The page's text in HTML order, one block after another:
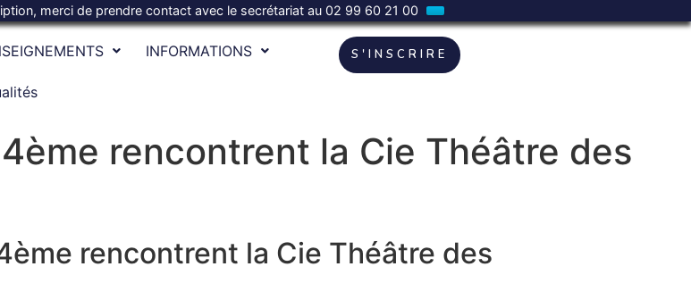
merci de prendre contact avec le secrétariat au 02 99 60 21 00
INFORMATIONS S'INSCRIRE
rencontrent la Cie Théâtre des
rencontrent la Cie Théâtre des